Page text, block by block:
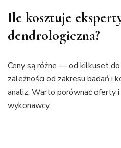
Ile kosztuje
dendrologiczna?
Ceny są różne — od kilkuset
zależności od zakresu badań i
analiz. Warto porównać oferty
wykonawcy.